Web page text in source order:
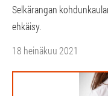
Selkärangan
ehkäisy.
18 heinäkuu 2021